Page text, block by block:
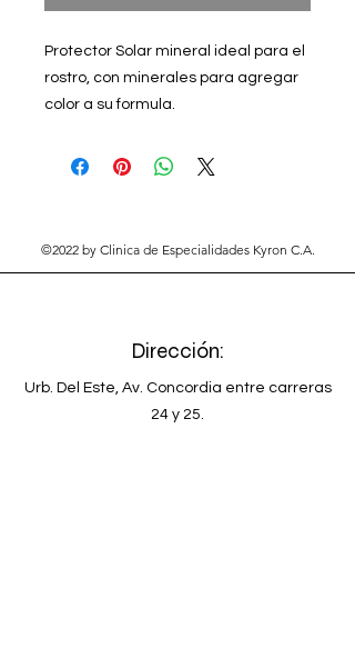
Protector Solar mineral ideal para el
rostro, con minerales para agregar
color a su formula.
©2022 by Clinica de Especialidades Kyron C.A.
Dirección:
Urb. Del Este, Av. Concordia entre carreras
24 y 25.